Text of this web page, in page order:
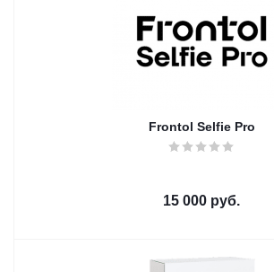
Frontol Selfie Pro
15 000 руб.